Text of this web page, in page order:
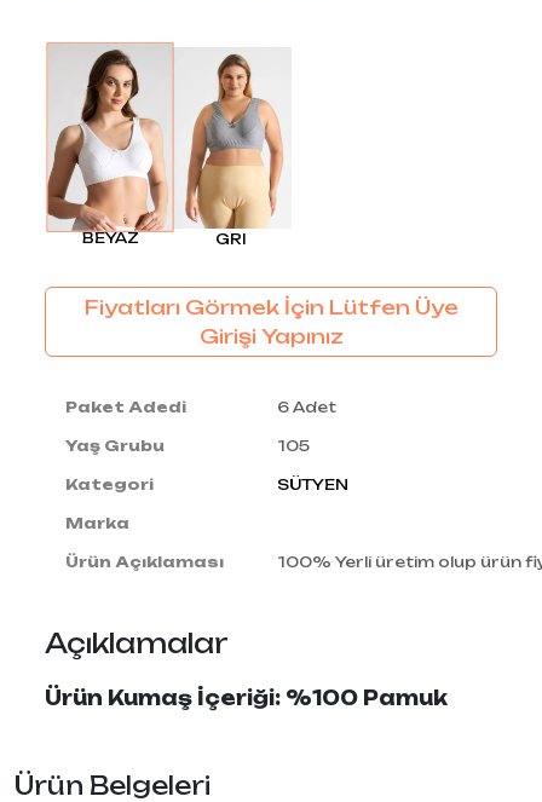
BEYAZ GRI
Fiyatları Görmek İçin Lütfen Üye
Girişi Yapınız
Paket Adedi 6 Adet
Yaş Grubu 105
Kategori SÜTYEN
Marka
Ürün Açıklaması 100% Yerli üretim olup ürün
Açıklamalar
Ürün Kumaş İçeriği: %100 Pamuk
Ürün Belgeleri